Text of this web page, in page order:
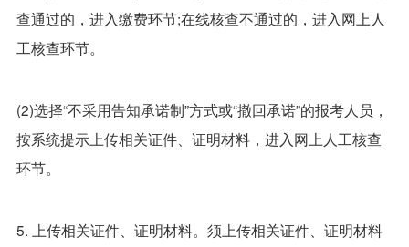
查通过的，进入缴费环节;在线核查不通过的，进入网上人
工核查环节。
(2)选择“不采用告知承诺制”方式或“撤回承诺”的报考人员，
按系统提示上传相关证件、证明材料，进入网上人工核查
环节。
5. 上传相关证件、证明材料。须上传相关证件、证明材料